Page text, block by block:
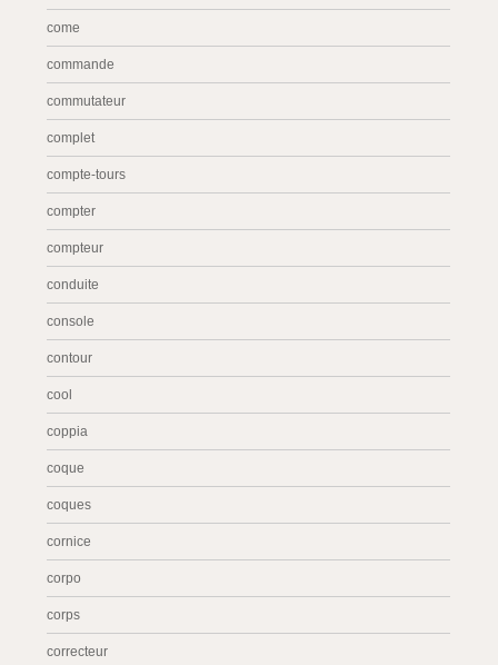
come
commande
commutateur
complet
compte-tours
compter
compteur
conduite
console
contour
cool
coppia
coque
coques
cornice
corpo
corps
correcteur